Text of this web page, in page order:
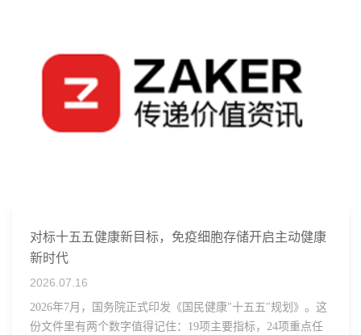
对标十五五健康新目标，免疫细胞存储开启主动健康
新时代
2026.07.16
2026年7月，国务院正式印发《国民健康"十五五"规划》。这
份文件里有两个数字值得记住：19项主要指标，24项重点任